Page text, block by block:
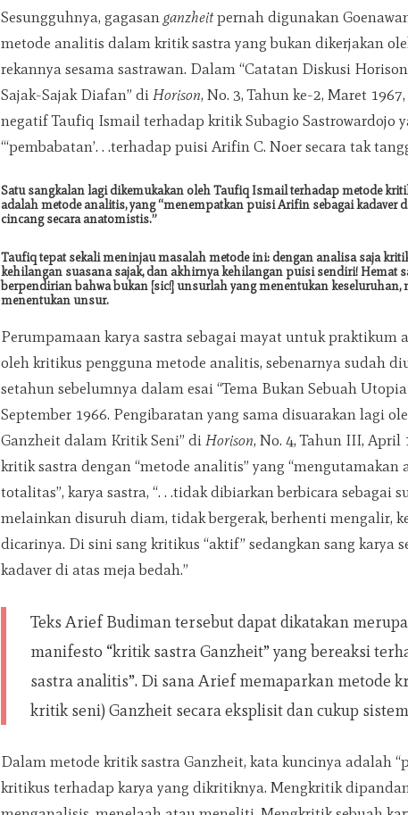
Sesungguhnya, gagasan ganzheitpernah digunakan
metode analitis dalam kritik sastra yang bukan dikerjakan
rekannya sesama sastrawan. Dalam “Catatan Diskusi
Sajak-Sajak Diafan” di Horison, No. 3, Tahun ke-2, Maret
negatif Taufiq Ismail terhadap kritik Subagio Sastrowardojo
“‘pembabatan’. . .terhadap puisi Arifin C. Noer secara tak
Satu sangkalan lagi dikemukakan oleh Taufiq Ismail terhadap metode
adalah metode analitis, yang “menempatkan puisi Arifin sebagai kadaver
cincang secara anatomistis.”
Taufiq tepat sekali meninjau masalah metode ini: dengan analisa saja
kehilangan suasana sajak, dan akhirnya kehilangan puisi sendiri! Hemat
berpendirian bahwa bukan [sic!] unsurlah yang menentukan
menentukan unsur.
Perumpamaan karya sastra sebagai mayat untuk praktikum
oleh kritikus pengguna metode analitis, sebenarnya sudah
setahun sebelumnya dalam esai “Tema Bukan Sebuah
September 1966. Pengibaratan yang sama disuarakan lagi
Ganzheit dalam Kritik Seni” di Horison, No. 4, Tahun III, April
kritik sastra dengan “metode analitis” yang
totalitas”, karya sastra, “. . .tidak dibiarkan berbicara sebagai
melainkan disuruh diam, tidak bergerak, berhenti mengalir,
dicarinya. Di sini sang kritikus “aktif” sedangkan sang karya
kadaver di atas meja bedah.”
Teks Arief Budiman tersebut dapat dikatakan
manifesto “kritik sastra Ganzheit” yang bereaksi
sastra analitis”. Di sana Arief memaparkan metode
kritik seni) Ganzheit secara eksplisit dan cukup
Dalam metode kritik sastra Ganzheit, kata kuncinya adalah
kritikus terhadap karya yang dikritiknya. Mengkritik